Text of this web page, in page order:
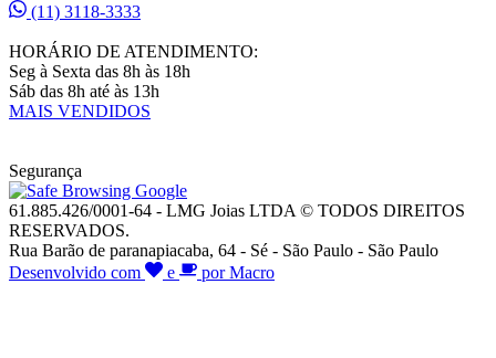
(11) 3118-3333
HORÁRIO DE ATENDIMENTO:
Seg à Sexta das 8h às 18h
Sáb das 8h até às 13h
MAIS VENDIDOS
Segurança
61.885.426/0001-64 - LMG Joias LTDA © TODOS DIREITOS
RESERVADOS.
Rua Barão de paranapiacaba, 64 - Sé - São Paulo - São Paulo
Desenvolvido com
e por Macro